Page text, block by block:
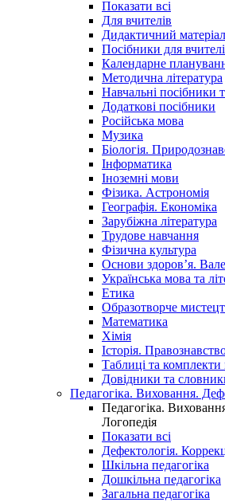
Показати всі
Для вчителів
Дидактичний матеріал
Посібники для
Календарне
Методична література
Навчальні посібники
Додаткові посібники
Російська мова
Музика
Біологія.
Інформатика
Іноземні мови
Фізика. Астрономія
Географія. Економіка
Зарубіжна література
Трудове навчання
Фізична культура
Основи здоров’я.
Українська мова та
Етика
Образотворче
Математика
Хімія
Історія.
Таблиці та комплекти
Довідники та
Педагогіка. Виховання.
Педагогіка.
Логопедія
Показати всі
Дефектологія.
Шкільна педагогіка
Дошкільна педагогіка
Загальна педагогіка